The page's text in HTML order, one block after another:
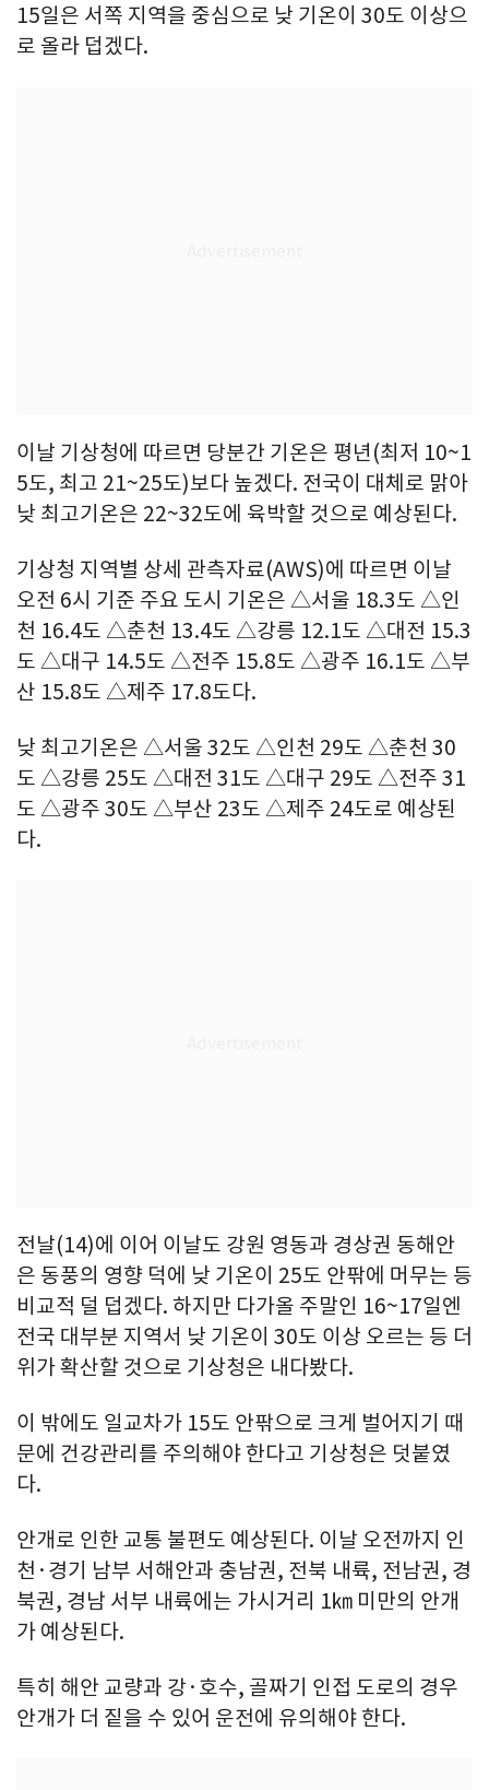
15일은 서쪽 지역을 중심으로 낮 기온이 30도 이상으
로 올라 덥겠다.
이날 기상청에 따르면 당분간 기온은 평년(최저 10~1
5도, 최고 21~25도)보다 높겠다. 전국이 대체로 맑아
낮 최고기온은 22~32도에 육박할 것으로 예상된다.
기상청 지역별 상세 관측자료(AWS)에 따르면 이날
오전 6시 기준 주요 도시 기온은 △서울 18.3도 △인
천 16.4도 △춘천 13.4도 △강릉 12.1도 △대전 15.3
도 △대구 14.5도 △전주 15.8도 △광주 16.1도 △부
산 15.8도 △제주 17.8도다.
낮 최고기온은 △서울 32도 △인천 29도 △춘천 30
도 △강릉 25도 △대전 31도 △대구 29도 △전주 31
도 △광주 30도 △부산 23도 △제주 24도로 예상된
다.
전날(14)에 이어 이날도 강원 영동과 경상권 동해안
은 동풍의 영향 덕에 낮 기온이 25도 안팎에 머무는 등
비교적 덜 덥겠다. 하지만 다가올 주말인 16~17일엔
전국 대부분 지역서 낮 기온이 30도 이상 오르는 등 더
위가 확산할 것으로 기상청은 내다봤다.
이 밖에도 일교차가 15도 안팎으로 크게 벌어지기 때
문에 건강관리를 주의해야 한다고 기상청은 덧붙였
다.
안개로 인한 교통 불편도 예상된다. 이날 오전까지 인
천·경기 남부 서해안과 충남권, 전북 내륙, 전남권, 경
북권, 경남 서부 내륙에는 가시거리 1㎞ 미만의 안개
가 예상된다.
특히 해안 교량과 강·호수, 골짜기 인접 도로의 경우
안개가 더 짙을 수 있어 운전에 유의해야 한다.